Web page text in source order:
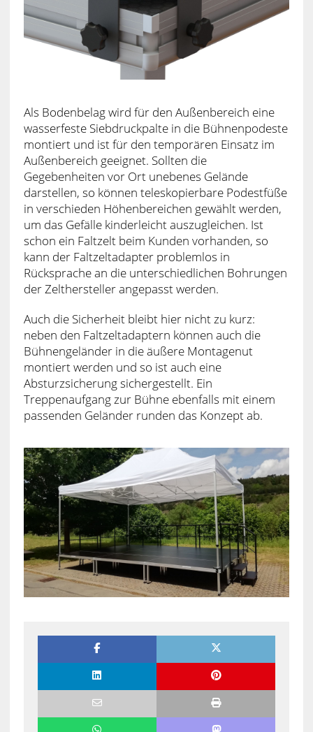
Als Bodenbelag wird für den Außenbereich eine
wasserfeste Siebdruckpalte in die Bühnenpodeste
montiert und ist für den temporären Einsatz im
Außenbereich geeignet. Sollten die
Gegebenheiten vor Ort unebenes Gelände
darstellen, so können teleskopierbare Podestfüße
in verschieden Höhenbereichen gewählt werden,
um das Gefälle kinderleicht auszugleichen. Ist
schon ein Faltzelt beim Kunden vorhanden, so
kann der Faltzeltadapter problemlos in
Rücksprache an die unterschiedlichen Bohrungen
der Zelthersteller angepasst werden.
Auch die Sicherheit bleibt hier nicht zu kurz:
neben den Faltzeltadaptern können auch die
Bühnengeländer in die äußere Montagenut
montiert werden und so ist auch eine
Absturzsicherung sichergestellt. Ein
Treppenaufgang zur Bühne ebenfalls mit einem
passenden Geländer runden das Konzept ab.